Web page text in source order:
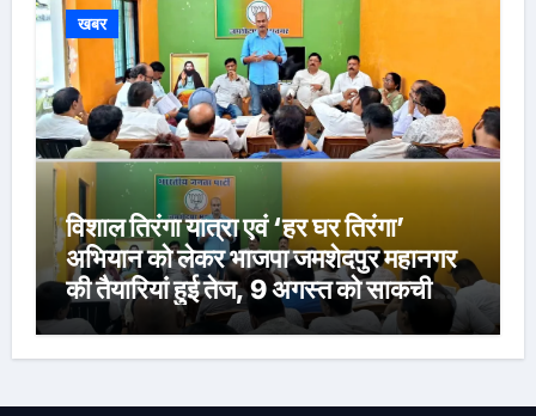
खबर
विशाल तिरंगा यात्रा एवं ‘हर घर तिरंगा’
अभियान को लेकर भाजपा जमशेदपुर महानगर
की तैयारियां हुई तेज, 9 अगस्त को साकची
नेताजी सुभाष मैदान से निकलेगी विशाल तिरंगा
यात्रा